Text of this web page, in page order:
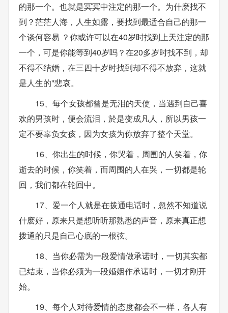
的那一个。也就是冥冥中注定的那一个。为什麽找不
到？茫茫人海，人生如露，要找到最适合自己的那一
个谈何容易 ？你或许可以在40岁时找到上天注定的那
一个，可是你能等到40岁吗？在20多岁时找不到，却
不得不结婚，在三四十岁时找到却不得不放弃，这就
是人生的"悲哀。
15、每个女孩都曾是无泪的天使，当遇到自己喜
欢的男孩时，便会流泪，於是变成凡人，所以男孩一
定不要辜负女孩，因为女孩为你放弃了整个天堂。
16、你出生的时候，你哭着，周围的人笑着，你
逝去的时候，你笑着，而周围的人在哭，一切都是轮
回，我们都在轮回中。
17、爱一个人就是在拨通电话时，忽然不知道说
什麽好，原来只是想听听那熟悉的声音，原来真正想
拨通的只是自己心底的一根弦。
18、当你必需为一段爱情做承诺时，一切其实都
已结束，当你必须为一段婚姻作承诺时，一切才刚开
始。
19、每个人对待爱情的态度都会不一样，各人有